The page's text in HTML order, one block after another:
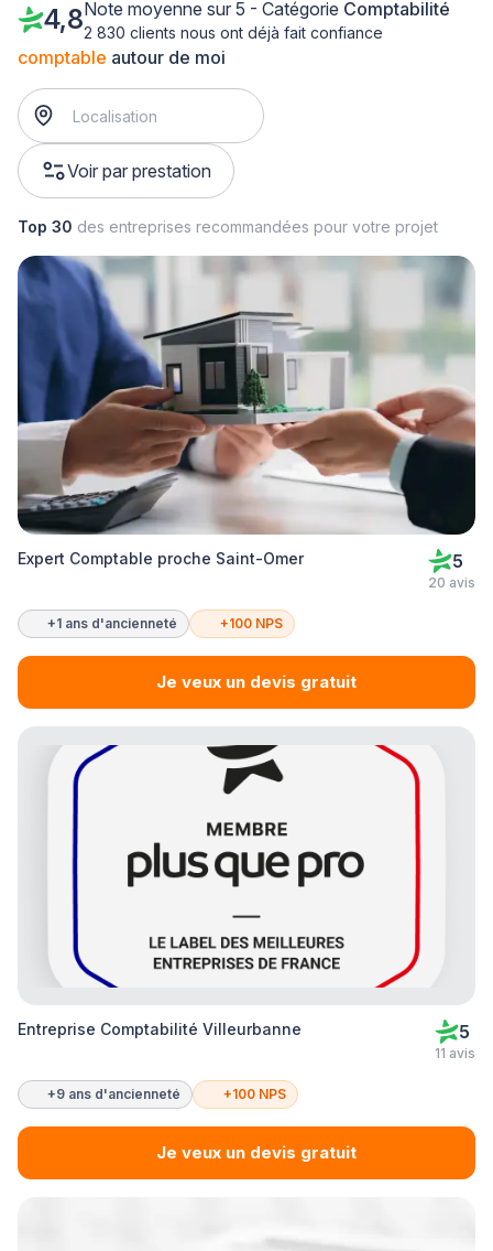
comptable autour de moi
Voir par prestation
4,8Note moyenne sur 5 - Catégorie Comptabilité
2 830 clients nous ont déjà fait confiance
Top 30 des entreprises recommandées pour votre projet
Expert Comptable proche Saint-Omer 5
20 avis
+1 ans d'ancienneté +100 NPS
Je veux un devis gratuit
Entreprise Comptabilité Villeurbanne 5
11 avis
+9 ans d'ancienneté +100 NPS
Je veux un devis gratuit